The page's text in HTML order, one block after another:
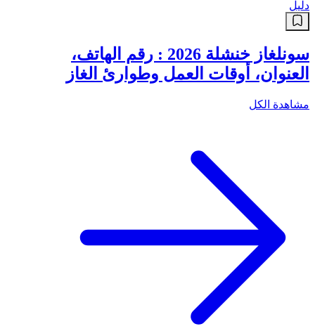
دليل
سونلغاز خنشلة 2026 : رقم الهاتف،
العنوان، أوقات العمل وطوارئ الغاز
مشاهدة الكل